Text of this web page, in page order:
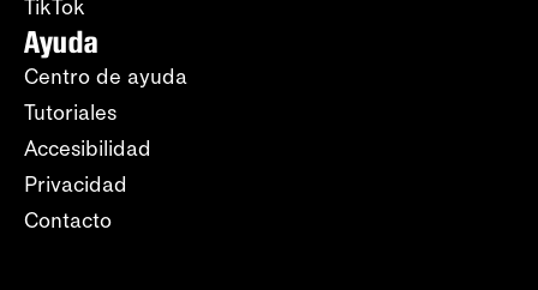
TikTok
Ayuda
Centro de ayuda
Tutoriales
Accesibilidad
Privacidad
Contacto